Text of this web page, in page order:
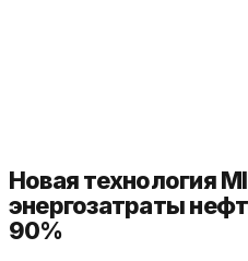
Новая технология
энергозатраты
90%